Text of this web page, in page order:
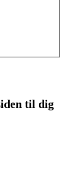
til dig